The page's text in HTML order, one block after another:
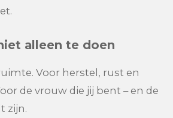
alleen te doen
Voor herstel, rust en
de vrouw die jij bent – en de
zijn.